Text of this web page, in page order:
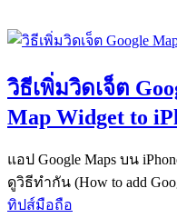
วิธีเพิ่มวิดเจ็ต
Map Widget to
แอป Google Maps บน
ดูวิธีทำกัน ​​​​​​​(How to add
ทิปส์มือถือ